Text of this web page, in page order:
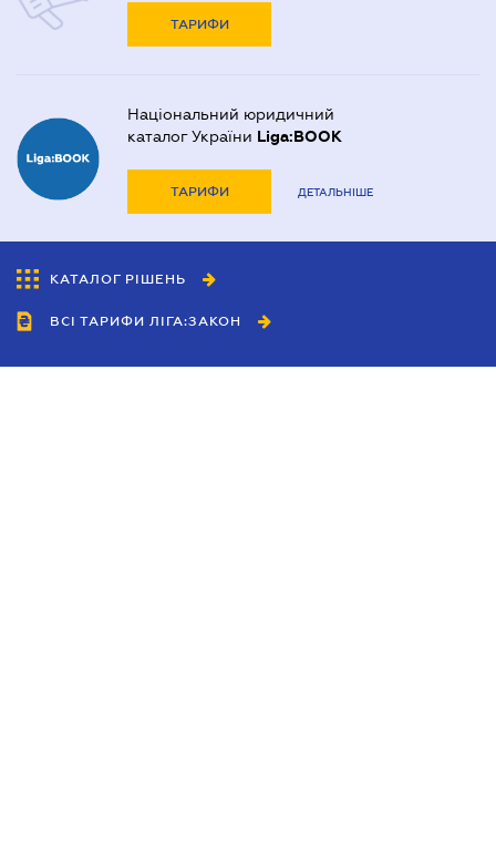
ТАРИФИ
Національний юридичний
каталог України Liga:BOOK
ТАРИФИ ДЕТАЛЬНІШЕ
КАТАЛОГ РІШЕНЬ
ВСІ ТАРИФИ ЛІГА:ЗАКОН